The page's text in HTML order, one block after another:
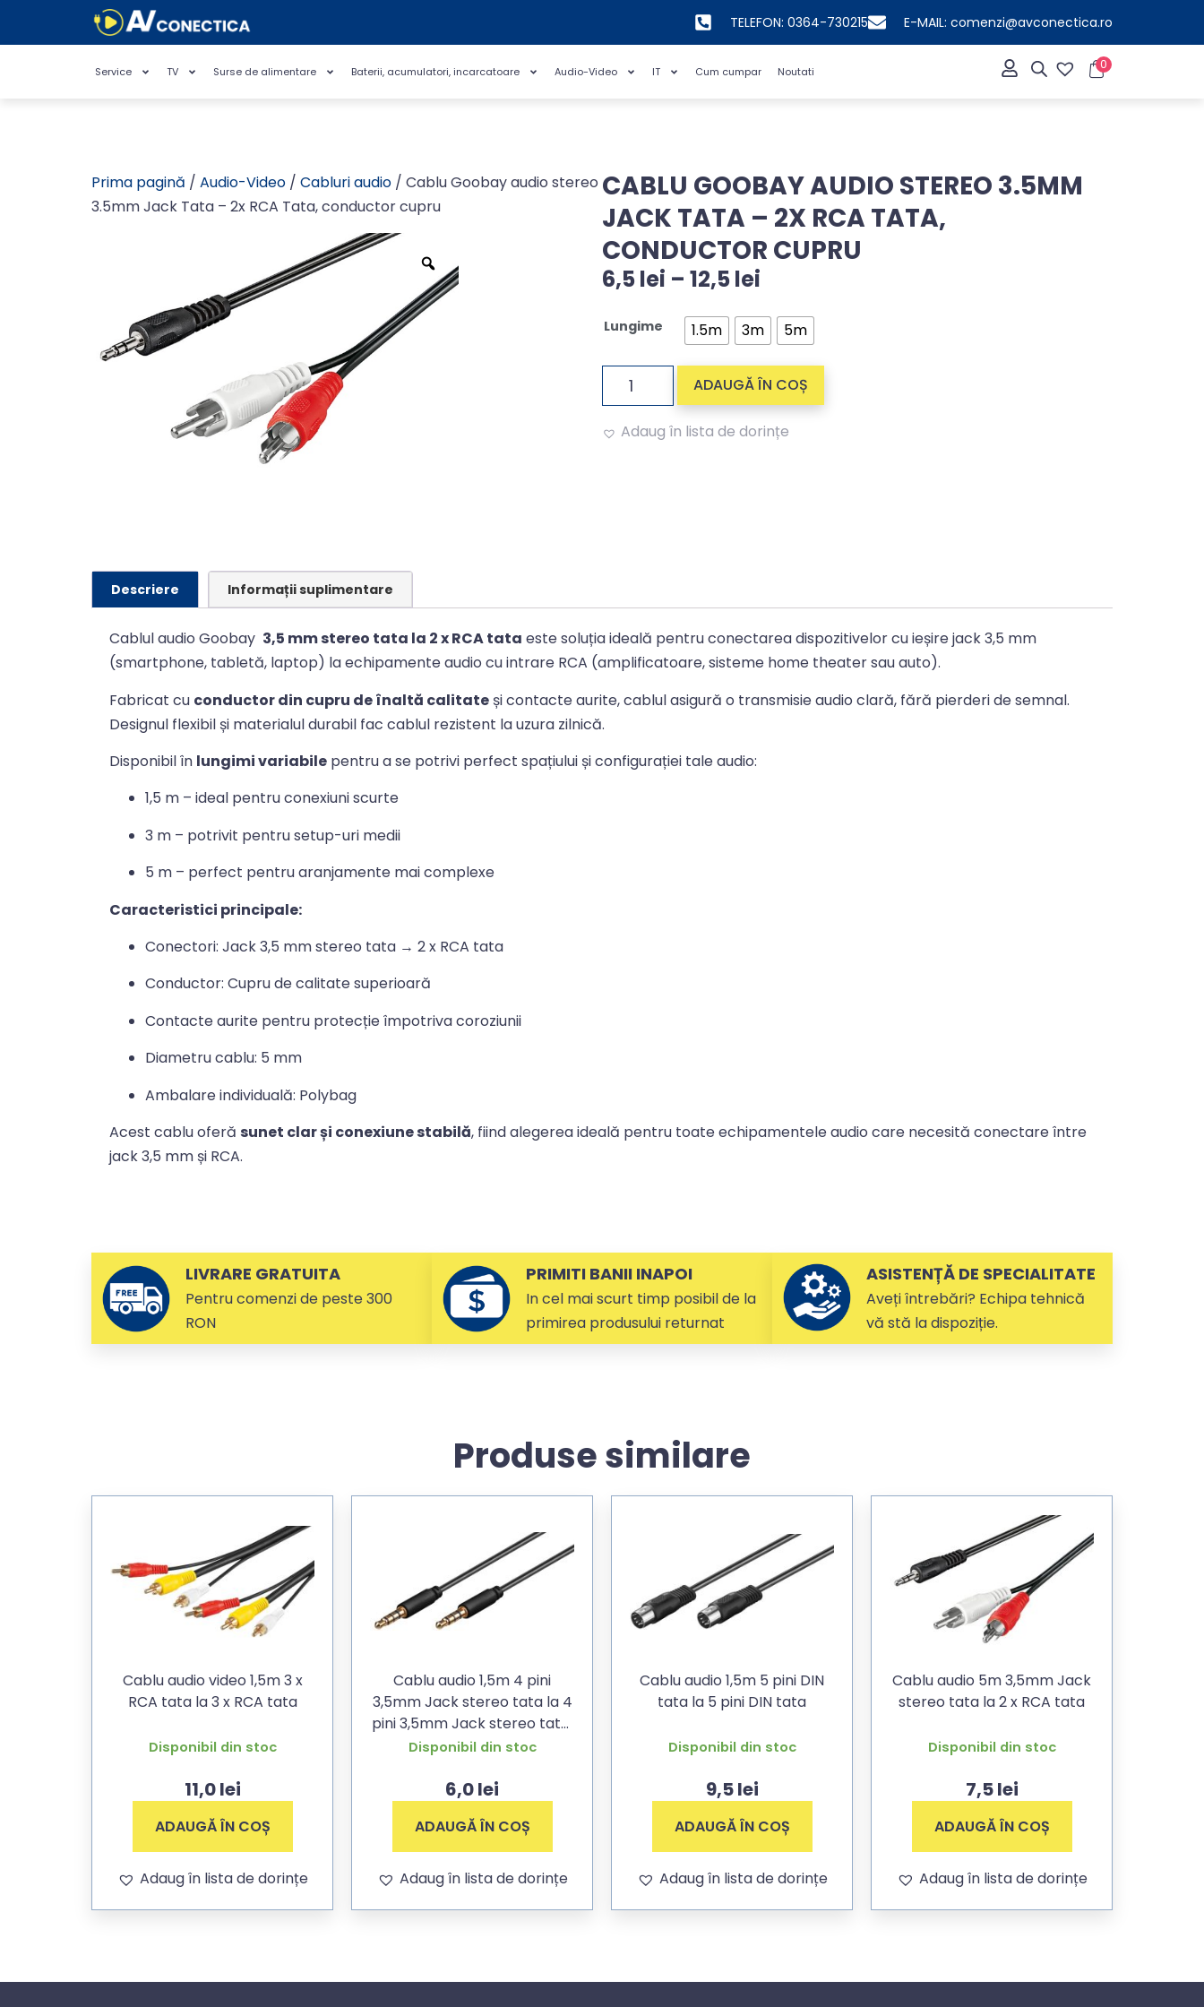
TELEFON: 0364-730215 E-MAIL: comenzi@avconectica.ro
Service TV Surse de alimentare Baterii, acumulatori, incarcatoare Audio-Video IT Cum cumpar Noutati 0
Prima pagină / Audio-Video / Cabluri audio / Cablu Goobay audio stereo
3.5mm Jack Tata – 2x RCA Tata, conductor cupru
CABLU GOOBAY AUDIO STEREO 3.5MM
JACK TATA – 2X RCA TATA,
CONDUCTOR CUPRU
6,5lei – 12,5lei
Lungime 1.5m 3m 5m
ADAUGĂ ÎN COȘ
Adaug în lista de dorințe
Descriere Informații suplimentare
Cablul audio Goobay 3,5 mm stereo tata la 2 x RCA tata este soluția ideală pentru conectarea dispozitivelor cu ieșire jack 3,5 mm
(smartphone, tabletă, laptop) la echipamente audio cu intrare RCA (amplificatoare, sisteme home theater sau auto).
Fabricat cu conductor din cupru de înaltă calitate și contacte aurite, cablul asigură o transmisie audio clară, fără pierderi de semnal.
Designul flexibil și materialul durabil fac cablul rezistent la uzura zilnică.
Disponibil în lungimi variabile pentru a se potrivi perfect spațiului și configurației tale audio:
1,5 m – ideal pentru conexiuni scurte
3 m – potrivit pentru setup-uri medii
5 m – perfect pentru aranjamente mai complexe
Caracteristici principale:
Conectori: Jack 3,5 mm stereo tata → 2 x RCA tata
Conductor: Cupru de calitate superioară
Contacte aurite pentru protecție împotriva coroziunii
Diametru cablu: 5 mm
Ambalare individuală: Polybag
Acest cablu oferă sunet clar și conexiune stabilă, fiind alegerea ideală pentru toate echipamentele audio care necesită conectare între
jack 3,5 mm și RCA.
LIVRARE GRATUITA
Pentru comenzi de peste 300
RON
PRIMITI BANII INAPOI
In cel mai scurt timp posibil de la
primirea produsului returnat
ASISTENȚĂ DE SPECIALITATE
Aveți întrebări? Echipa tehnică
vă stă la dispoziție.
Produse similare
Cablu audio video 1,5m 3 x
RCA tata la 3 x RCA tata
Disponibil din stoc
11,0lei
ADAUGĂ ÎN COȘ
Adaug în lista de dorințe
Cablu audio 1,5m 4 pini
3,5mm Jack stereo tata la 4
pini 3,5mm Jack stereo tata,
contacte aurite
Disponibil din stoc
6,0lei
ADAUGĂ ÎN COȘ
Adaug în lista de dorințe
Cablu audio 1,5m 5 pini DIN
tata la 5 pini DIN tata
Disponibil din stoc
9,5lei
ADAUGĂ ÎN COȘ
Adaug în lista de dorințe
Cablu audio 5m 3,5mm Jack
stereo tata la 2 x RCA tata
Disponibil din stoc
7,5lei
ADAUGĂ ÎN COȘ
Adaug în lista de dorințe